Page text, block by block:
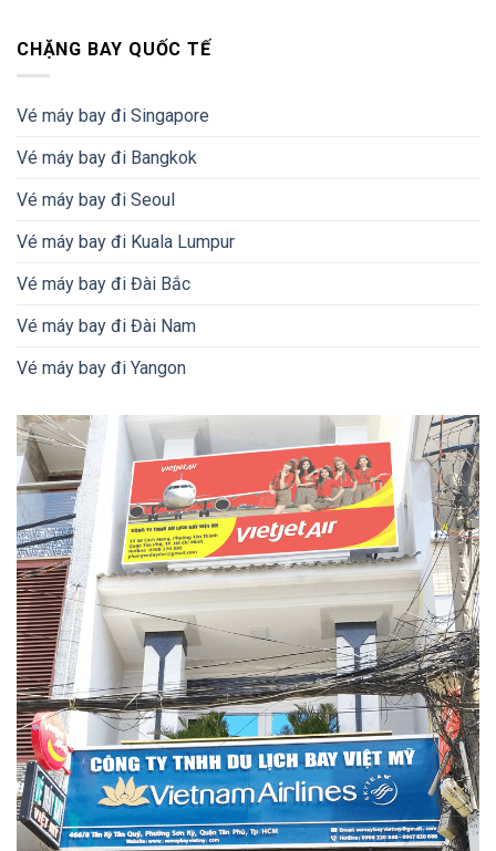
CHẶNG BAY QUỐC TẾ
Vé máy bay đi Singapore
Vé máy bay đi Bangkok
Vé máy bay đi Seoul
Vé máy bay đi Kuala Lumpur
Vé máy bay đi Đài Bắc
Vé máy bay đi Đài Nam
Vé máy bay đi Yangon